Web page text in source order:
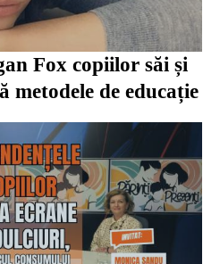
Fox copiilor săi și
metodele de educație